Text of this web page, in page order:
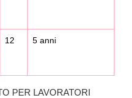
12 5 anni
PER LAVORATORI